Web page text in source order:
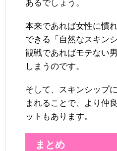
あるでしょう。
本来であれば女性に慣
できる「自然なスキン
観戦であればモテない
しまうのです。
そして、スキンシップ
まれることで、より仲
ットもあります。
まとめ